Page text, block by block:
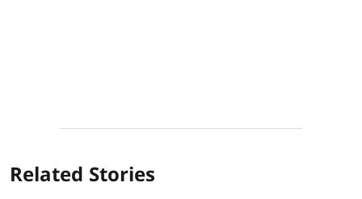
Related Stories